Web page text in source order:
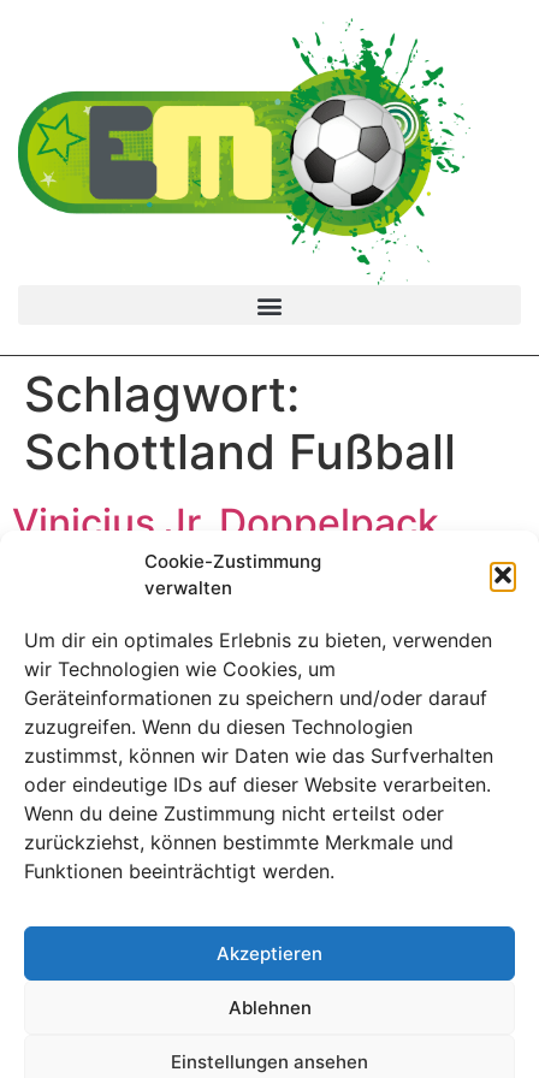
Cookie-Zustimmung
verwalten
Um dir ein optimales Erlebnis zu bieten, verwenden
wir Technologien wie Cookies, um
Geräteinformationen zu speichern und/oder darauf
zuzugreifen. Wenn du diesen Technologien
zustimmst, können wir Daten wie das Surfverhalten
oder eindeutige IDs auf dieser Website verarbeiten.
Wenn du deine Zustimmung nicht erteilst oder
zurückziehst, können bestimmte Merkmale und
Funktionen beeinträchtigt werden.
Akzeptieren
Ablehnen
Einstellungen ansehen
Schlagwort:
Schottland Fußball
Vinicius Jr. Doppelpack
führt makelloses Brasilien
In einer Nacht, in der Vinícius Jr. Schottlands Abwehr
zweimal bloßstellte, lässt Brasiliens gnadenlose